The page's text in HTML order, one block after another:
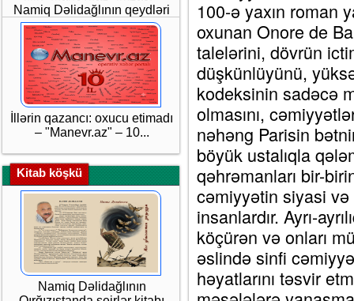
Namiq Dəlidağlının qeydləri
İllərin qazancı: oxucu etimadı
– "Manevr.az" – 10...
Kitab köşkü
Namiq Dəlidağlının
100-ə yaxın roman
oxunan Onore de
talelərini, dövrün
düşkünlüyünü,
kodeksinin sadəcə
olmasını,
nəhəng Parisin
böyük ustalıqla
qəhrəmanları bir-
cəmiyyətin siyasi və
insanlardır. Ayrı-
köçürən və onları
əslində sinfi
həyatlarını təsvir